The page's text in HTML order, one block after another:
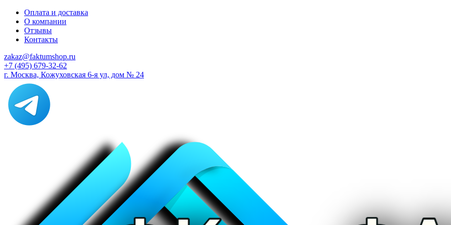
Оплата и доставка
О компании
Отзывы
Контакты
zakaz@faktumshop.ru
+7 (495) 679-32-62
г. Москва, Кожуховская 6-я ул, дом № 24